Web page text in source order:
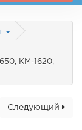
KM-1620,
Следующий